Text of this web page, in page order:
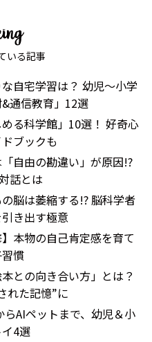
いる記事
自宅学習は？ 幼児〜小学
通信教育」12選
る科学館」10選！ 好奇心
ブックも
自由の勘違い」が原因!?
話とは
脳は萎縮する!? 脳科学者
き出す極意
本物の自己肯定感を育て
慣
との向き合い方」とは？
れた記憶”に
らAIペットまで、幼児＆小
4選